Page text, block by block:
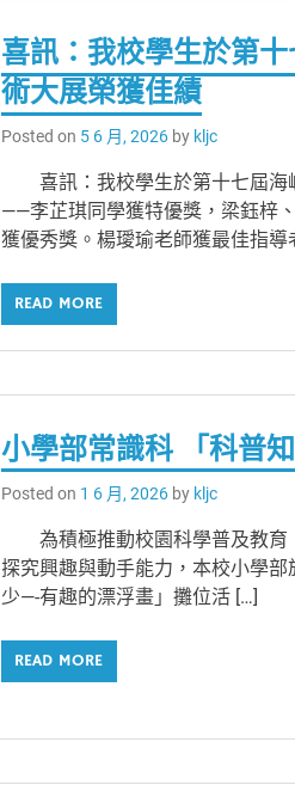
喜訊：我校學生於第
術大展榮獲佳績
Posted on 5 6 月, 2026 by kljc
喜訊：我校學生於第十七屆海
——李芷琪同學獲特優獎，梁鈺梓
獲優秀獎。楊璦瑜老師獲最佳指導
READ MORE
小學部常識科 「科普
Posted on 1 6 月, 2026 by kljc
為積極推動校園科學普及教育
探究興趣與動手能力，本校小學
少—-有趣的漂浮畫」攤位活 […]
READ MORE